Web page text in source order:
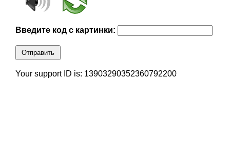
Введите код с картинки:
Отправить
Your support ID is: 13903290352360792200